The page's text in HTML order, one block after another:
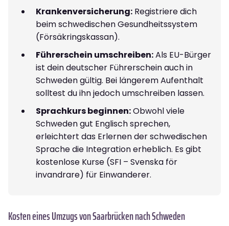
Krankenversicherung: Registriere dich
beim schwedischen Gesundheitssystem
(Försäkringskassan).
Führerschein umschreiben:Als EU-Bürger
ist dein deutscher Führerschein auch in
Schweden gültig. Bei längerem Aufenthalt
solltest du ihn jedoch umschreiben lassen.
Sprachkurs beginnen:Obwohl viele
Schweden gut Englisch sprechen,
erleichtert das Erlernen der schwedischen
Sprache die Integration erheblich. Es gibt
kostenlose Kurse (SFI – Svenska för
invandrare) für Einwanderer.
Kosten eines Umzugs von Saarbrücken nach Schweden